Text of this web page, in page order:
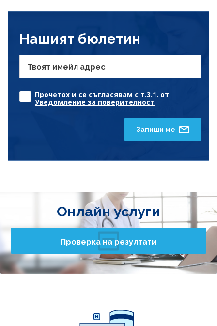
Нашият бюлетин
Твоят имейл адрес
Прочетох и се съгласявам с т.3.1. от
Уведомление за поверителност
Запиши ме
Онлайн услуги
Проверка на резултати